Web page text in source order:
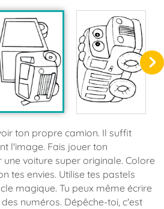
ton propre camion. Il suffit
l'image. Fais jouer ton
voiture super originale. Colore
tes envies. Utilise tes pastels
magique. Tu peux même écrire
numéros. Dépêche-toi, c'est